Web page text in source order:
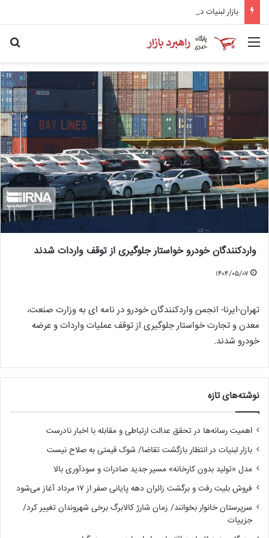
بازار لبنیات در انتظار بازگشت تقاضا/ شوک قیمتی به صلاح نیست
واردکنندگان خودرو خواستار جلوگیری از توقف واردات شدند
۱۴۰۴/۰۵/۰۷
تهران-ایرنا- انجمن واردکنندگان خودرو در نامه ای به وزارت صنعت،
معدن و تجارت خواستار جلوگیری از توقف عملیات واردات و عرضه
خودرو شدند.
نوشته‌های تازه
اهمیت رسانه‌ها در تحقق عدالت ارتباطی و مقابله با اخبار نادرست
بازار لبنیات در انتظار بازگشت تقاضا/ شوک قیمتی به صلاح نیست
مدل «تولید بدون کارخانه» مسیر جدید صادرات و سودآوری بالا
فروش بلیت رفت و برگشت زائران دهه پایانی صفر از ۱۷ مرداد آغاز می‌شود
سرپرستان خانوار بخوانند/ زمان شارژ کالابرگ برخی شهروندان تغییر کرد/
جزییات